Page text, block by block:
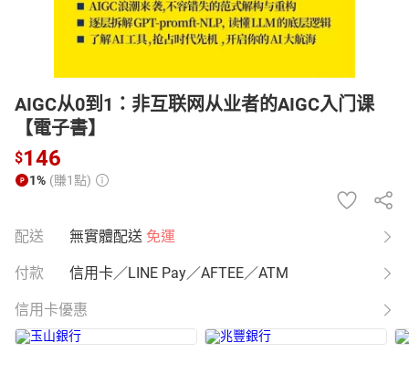
AIGC从0到1：非互联网从业者的AIGC入门课
【電子書】
$146
1% (賺1點)
配送 無實體配送 免運
付款 信用卡／LINE Pay／AFTEE／ATM
信用卡優惠